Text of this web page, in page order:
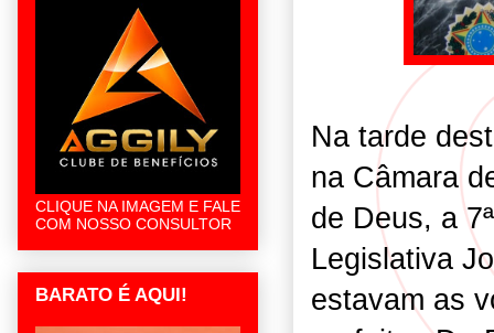
Na tarde
na Câmara
de Deus, a
Legislativa
estavam as
CLIQUE NA IMAGEM E FALE
COM NOSSO CONSULTOR
BARATO É AQUI!